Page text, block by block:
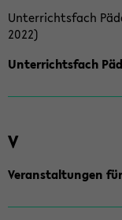
Unterrichtsfach
2022)
Unterrichtsfach
V
Veranstaltungen